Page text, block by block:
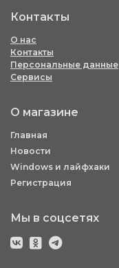
Контакты
О нас
Контакты
Персональные данные
Сервисы
О магазине
Главная
Новости
Windows и лайфхаки
Регистрация
Мы в соцсетях